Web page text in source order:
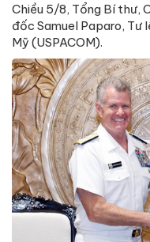
Chiều 5/8, Tổng Bí thư,
đốc Samuel Paparo, Tư
Mỹ (USPACOM).